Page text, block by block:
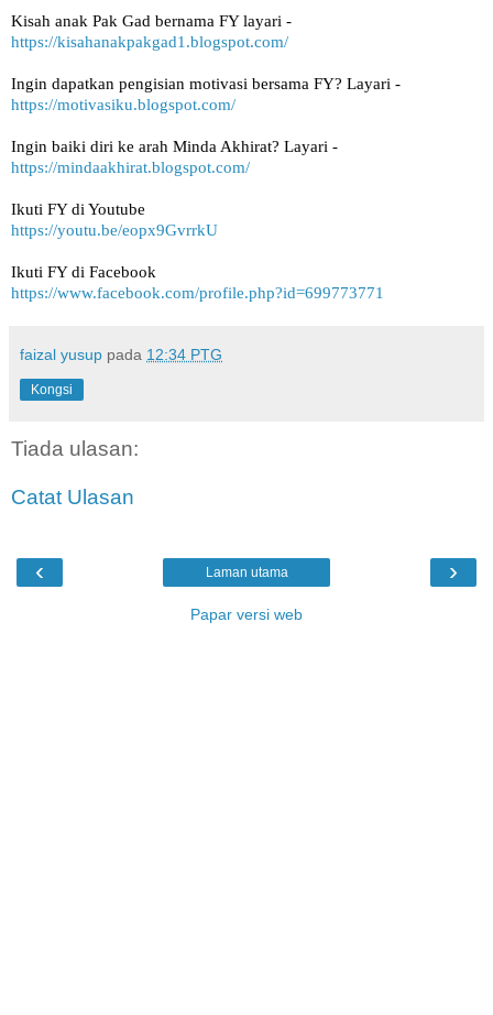
Kisah anak Pak Gad bernama FY layari -
https://kisahanakpakgad1.blogspot.com/
Ingin dapatkan pengisian motivasi bersama FY? Layari -
https://motivasiku.blogspot.com/
Ingin baiki diri ke arah Minda Akhirat? Layari -
https://mindaakhirat.blogspot.com/
Ikuti FY di Youtube
https://youtu.be/eopx9GvrrkU
Ikuti FY di Facebook
https://www.facebook.com/profile.php?id=699773771
faizal yusup pada 12:34 PTG
Kongsi
Tiada ulasan:
Catat Ulasan
‹ ›
Laman utama
Papar versi web